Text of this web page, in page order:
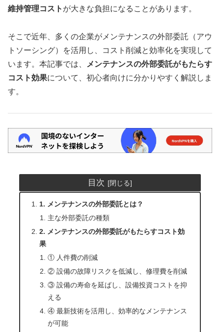
維持管理コスト が大きな負担になることがあります。
そこで近年、多くの企業がメンテナンスの外部委託（アウ
トソーシング）を活用し、コスト削減と効率化を実現して
います。本記事では、
メンテナンスの外部委託がもたらす
コスト効果について、初心者向けに分かりやすく解説しま
す。
目次
1. メンテナンスの外部委託とは？
主な外部委託の種類
2. メンテナンスの外部委託がもたらすコスト効
果
① 人件費の削減
② 設備の故障リスクを低減し、修理費を削減
③ 設備の寿命を延ばし、設備投資コストを抑
える
④ 最新技術を活用し、効率的なメンテナンス
が可能